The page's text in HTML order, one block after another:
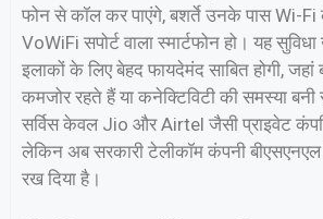
फोन से कॉल कर पाएंगे, बशर्ते उनके पास Wi-
VoWiFi सपोर्ट वाला स्मार्टफोन हो। यह
इलाकों के लिए बेहद फायदेमंद साबित होगी,
कमजोर रहते हैं या कनेक्टिविटी की समस्या
सर्विस केवल Jio और Airtel जैसी प्राइवेट
लेकिन अब सरकारी टेलीकॉम कंपनी
रख दिया है।